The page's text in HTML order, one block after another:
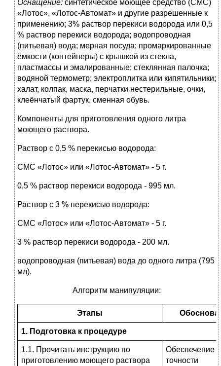
Оснащение: синтетическое моющее средство (СМС)
«Лотос», «Лотос-Автомат» и другие разрешенные к
применению; 3% раствор перекиси водорода или 0,5
% раствор перекиси водорода; водопроводная
(питьевая) вода; мерная посуда; промаркированные
ёмкости (контейнеры) с крышкой из стекла,
пластмассы и эмалированные; стеклянная палочка;
водяной термометр; электроплитка или кипятильники;
халат, колпак, маска, перчатки нестерильные, очки,
клеёнчатый фартук, сменная обувь.
Компоненты для приготовления одного литра
моющего раствора.
Раствор с 0,5 % перекисью водорода:
СМС «Лотос» или «Лотос-Автомат» - 5 г.
0,5 % раствор перекиси водорода - 995 мл.
Раствор с 3 % перекисью водорода:
СМС «Лотос» или «Лотос-Автомат» - 5 г.
3 % раствор перекиси водорода - 200 мл.
водопроводная (питьевая) вода до одного литра (795
мл).
Алгоритм манипуляции:
Этапы
1. Подготовка к процедуре
1.1. Прочитать инструкцию по
приготовлению моющего раствора
Обеспечение
точности